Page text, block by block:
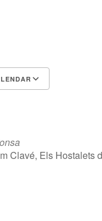
Clavé, Els Hostalets